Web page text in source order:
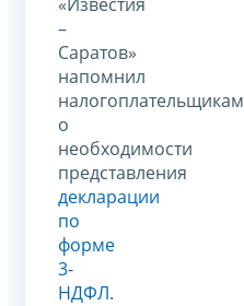
–
Саратов»
напомнил
налогоплательщикам
о
необходимости
представления
декларации
по
форме
3-
НДФЛ.